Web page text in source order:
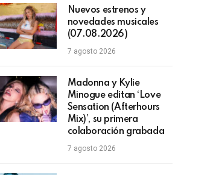
Nuevos estrenos y
novedades musicales
(07.08.2026)
7 agosto 2026
Madonna y Kylie
Minogue editan ‘Love
Sensation (Afterhours
Mix)’, su primera
colaboración grabada
7 agosto 2026